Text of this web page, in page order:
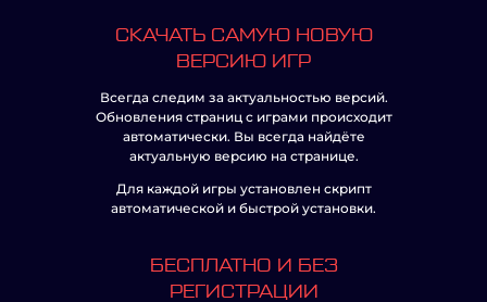
СКАЧАТЬ САМУЮ НОВУЮ
ВЕРСИЮ ИГР
Всегда следим за актуальностью версий.
Обновления страниц с играми происходит
автоматически. Вы всегда найдёте
актуальную версию на странице.
Для каждой игры установлен скрипт
автоматической и быстрой установки.
БЕСПЛАТНО И БЕЗ
РЕГИСТРАЦИИ